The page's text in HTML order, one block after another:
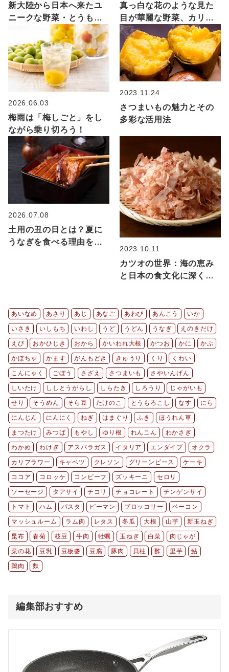
新大陸から日本へ来たユ
ニークな野菜・とうもろ
こしの魅力を大解剖！
真っ白な花のような見た
目が華麗な野菜、カリフ
ラワーについてご紹介！
2026.06.03
梅雨は「梅しごと」をし
ながら乗り切ろう！
2023.11.24
さつまいもの魅力とその
多彩な活用法
2026.07.08
土用の丑の日とは？夏に
うなぎを食べる理由をや
2023.10.11
カツオの世界：海の恵み
と日本の食文化に深く息
あいなめ あさり あじ あなご あわび あんこう いか
いさき いしもち いわし うど うどん うなぎ えのきだけ
えび おかひじき おから かいわれ大根 かつお かに かぶ
かぼちゃ かます がんもどき きゅうり くり くわい
こんにゃく ごぼう さざえ さつまいも さやいんげん
しいたけ ししとうがらし しらたき しろうり じゃがいも
せり そうめん そら豆 たけのこ とうもろこし なす にら
にんじん にんにく ねぎ はまぐり ふき ほうれん草
まつたけ みつば もやし ゆり根 れんこん わかさぎ
わかめ わけぎ アスパラガス イタリア エンダイブ オクラ
カリフラワー キャベツ クレソン グリーンピース ケーキ
ココア コロッケ コンビーフ ズッキーニ セロリ
ソーセージ タアサイ チコリ チョコレート チンゲンサイ
トマト ハム パスタ ピーマン ブロッコリー ベーコン
マッシュルーム ラム肉 レタス 冬瓜 大根 山芋 新玉ねぎ
昆布 春菊 枝豆 牛肉 牡蠣 玉ねぎ 白菜 肉じゃが
菜の花 豆乳 豆板醬 豆腐 豚肉 貝柱 酢 里芋 鮎
鶏肉 麩
編集部おすすめ